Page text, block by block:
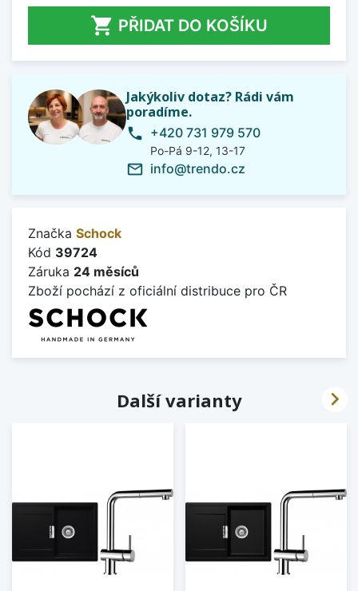
 PŘIDAT DO KOŠÍKU
Jakýkoliv dotaz? Rádi vám
poradíme.
phone +420 731 979 570
Po-Pá 9-12, 13-17
mail_outline info@trendo.cz
Značka Schock
Kód 39724
Záruka 24 měsíců
Zboží pochází z oficiální distribuce pro ČR
Další varianty 